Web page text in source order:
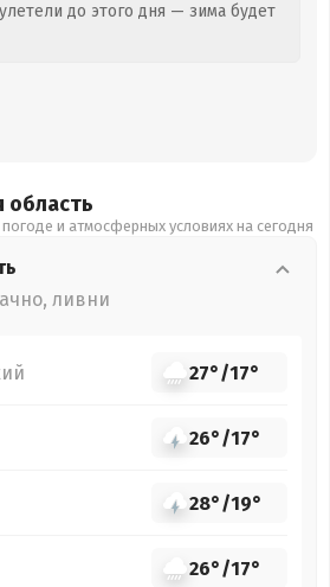
до этого дня — зима будет
область
и атмосферных условиях на сегодня
ливни
27°/17°
26°/17°
28°/19°
26°/17°